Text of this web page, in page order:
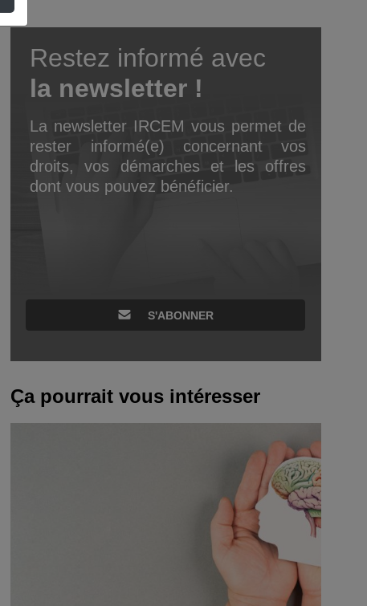
Restez informé avec
la newsletter !
La newsletter IRCEM vous permet de
rester informé(e) concernant vos
droits, vos démarches et les offres
dont vous pouvez bénéficier.
S'ABONNER
Ça pourrait vous intéresser